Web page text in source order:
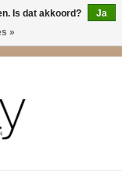
Is dat akkoord?
Ja
»